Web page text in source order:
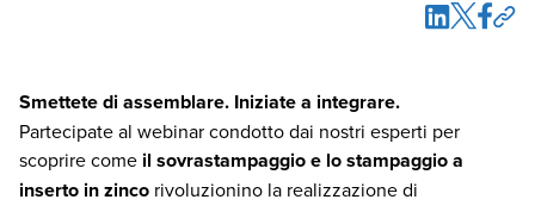
Smettete di assemblare. Iniziate a integrare.
Partecipate al webinar condotto dai nostri esperti per
scoprire come il sovrastampaggio e lo stampaggio a
inserto in zinco rivoluzionino la realizzazione di